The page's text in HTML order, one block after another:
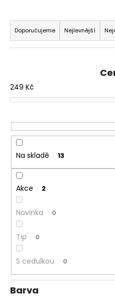
Ř
a
z
í
p
o
d
u
k
ů
Doporučujeme Nejlevnější
249 Kč
Na skladě 13
Akce 2
Novinka 0
Tip 0
S cedulkou 0
Barva
t